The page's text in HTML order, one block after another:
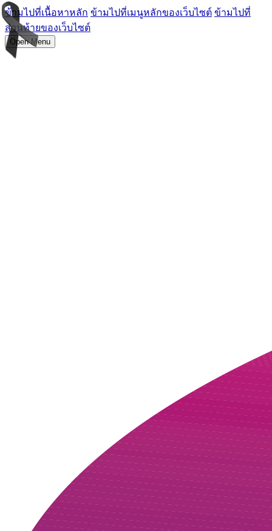
ข้ามไปที่เนื้อหาหลัก ข้ามไปที่เมนูหลักของเว็บไซต์ ข้ามไปที่
ส่วนท้ายของเว็บไซต์
Open Menu